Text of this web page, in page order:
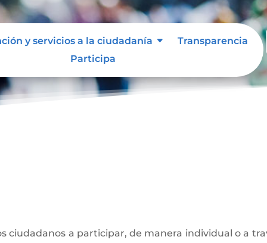
y servicios a la ciudadanía
Transparencia
Participa
ciudadanos a participar, de manera individual o a